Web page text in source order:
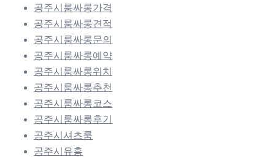
공주시룸싸롱가격
공주시룸싸롱견적
공주시룸싸롱문의
공주시룸싸롱예약
공주시룸싸롱위치
공주시룸싸롱추천
공주시룸싸롱코스
공주시룸싸롱후기
공주시셔츠룸
공주시유흥